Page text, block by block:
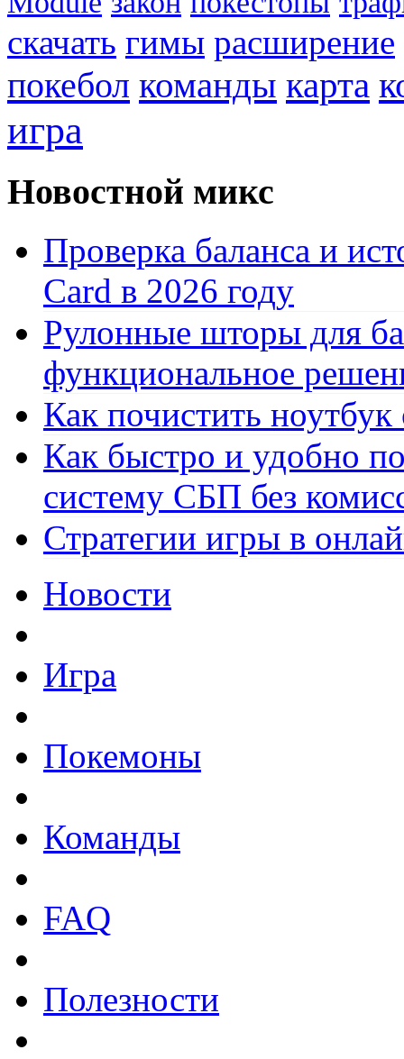
скачать гимы расширение
покебол команды карта
игра
Новостной микс
Проверка баланса и
Card в 2026 году
Рулонные шторы для
функциональное
Как почистить
Как быстро и удобно
систему СБП без
Стратегии игры в
Новости
Игра
Покемоны
Команды
FAQ
Полезности